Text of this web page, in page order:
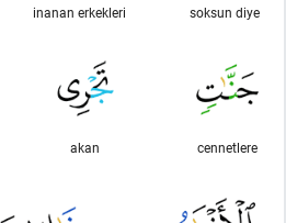
soksun diye
inanan erkekleri
cennetlere
akan